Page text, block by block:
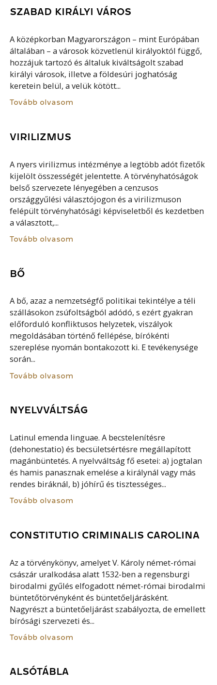
SZABAD KIRÁLYI VÁROS
A középkorban Magyarországon – mint Európában
általában – a városok közvetlenül királyoktól függő,
hozzájuk tartozó és általuk kiváltságolt szabad
királyi városok, illetve a földesúri joghatóság
keretein belül, a velük kötött...
Tovább olvasom
VIRILIZMUS
A nyers virilizmus intézménye a legtöbb adót fizetők
kijelölt összességét jelentette. A törvényhatóságok
belső szervezete lényegében a cenzusos
országgyűlési választójogon és a virilizmuson
felépült törvényhatósági képviseletből és kezdetben
a választott,...
Tovább olvasom
BŐ
A bő, azaz a nemzetségfő politikai tekintélye a téli
szállásokon zsúfoltságból adódó, s ezért gyakran
előforduló konfliktusos helyzetek, viszályok
megoldásában történő fellépése, bírókénti
szereplése nyomán bontakozott ki. E tevékenysége
során...
Tovább olvasom
NYELVVÁLTSÁG
Latinul emenda linguae. A becstelenítésre
(dehonestatio) és becsületsértésre megállapított
magánbüntetés. A nyelvváltság fő esetei: a) jogtalan
és hamis panasznak emelése a királynál vagy más
rendes biráknál, b) jóhírű és tisztességes...
Tovább olvasom
CONSTITUTIO CRIMINALIS CAROLINA
Az a törvénykönyv, amelyet V. Károly német-római
császár uralkodása alatt 1532-ben a regensburgi
birodalmi gyűlés elfogadott német-római birodalmi
büntetőtörvényként és büntetőeljárásként.
Nagyrészt a büntetőeljárást szabályozta, de emellett
bírósági szervezeti és...
Tovább olvasom
ALSÓTÁBLA